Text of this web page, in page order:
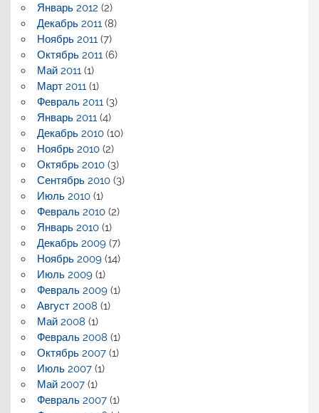
Январь 2012 (2)
Декабрь 2011(8)
Ноябрь 2011(7)
Октябрь 2011(6)
Май 2011(1)
Март 2011(1)
Февраль 2011(3)
Январь 2011(4)
Декабрь 2010(10)
Ноябрь 2010(2)
Октябрь 2010(3)
Сентябрь 2010(3)
Июль 2010(1)
Февраль 2010(2)
Январь 2010(1)
Декабрь 2009(7)
Ноябрь 2009(14)
Июль 2009(1)
Февраль 2009(1)
Август 2008 (1)
Май 2008 (1)
Февраль 2008 (1)
Октябрь 2007(1)
Июль 2007(1)
Май 2007(1)
Февраль 2007(1)